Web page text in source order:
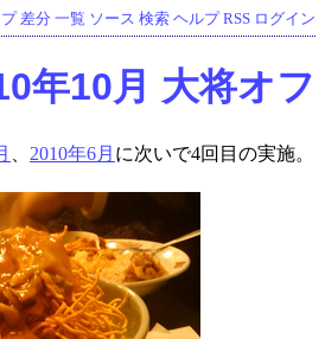
プ 差分 一覧 ソース 検索 ヘルプ RSS ログイン
年10月 大将オフ
2010年6月 に次いで4回目の実施。